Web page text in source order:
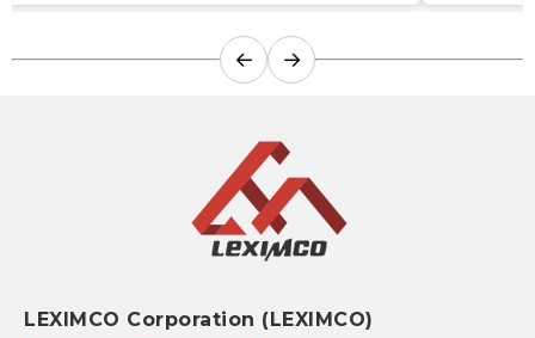
← →
LEXIMCO Corporation (LEXIMCO)